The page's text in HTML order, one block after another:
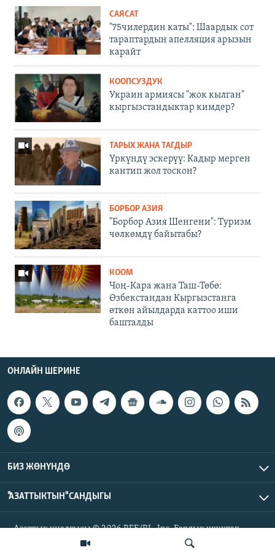
САЯСАТ
"75чилердин каты": Шаардык сот
тараптардын апелляция арызын
карайт
КООПСУЗДУК
Украин армиясы "жок кылган"
кыргызстандыктар кимдер?
ТАРЫХ ЖАНА ТАГДЫР
Үркүндү эскерүү: Кадыр мерген
кантип жол тоскон?
БОРБОР АЗИЯ
"Борбор Азия Шенгени": Туризм
чөлкөмдү байытабы?
КООМ
Чоң-Кара жана Таш-Төбө:
Өзбекстандан Кыргызстанга
өткөн айылдарда каттоо иши
башталды
ОНЛАЙН ШЕРИНЕ
БИЗ ЖӨНҮНДӨ
"АЗАТТЫКТЫН" САНДЫГЫ
Азаттык үналгысы © 2026 RFE/RL, Inc. Бардык укуктар